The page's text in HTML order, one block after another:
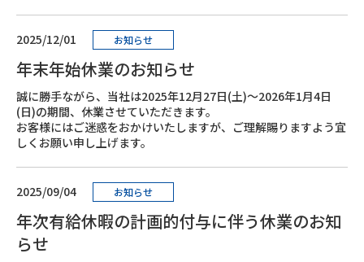
2025/12/01 お知らせ
年末年始休業のお知らせ
誠に勝手ながら、当社は2025年12月27日(土)～2026年1月4日
(日)の期間、休業させていただきます。
お客様にはご迷惑をおかけいたしますが、ご理解賜りますよう宜
しくお願い申し上げます。
2025/09/04 お知らせ
年次有給休暇の計画的付与に伴う休業のお知
らせ